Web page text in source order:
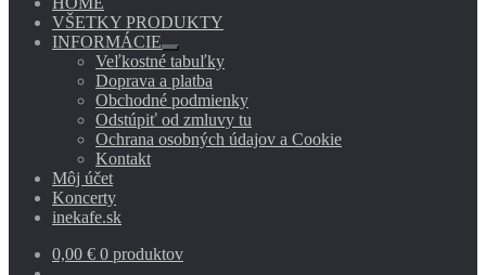
VŠETKY PRODUKTY
INFORMÁCIE
Rozbaliť
podradené
menu
Veľkostné tabuľky
Doprava a platba
Obchodné podmienky
Odstúpiť od zmluvy tu
Ochrana osobných údajov a Cookie
Kontakt
Môj účet
Koncerty
inekafe.sk
0,00 € 0 produktov